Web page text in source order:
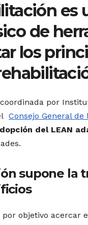
es
de
los
por
Consejo General
del LEAN
supone la
objetivo